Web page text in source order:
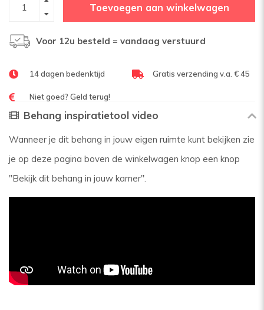
Toevoegen aan winkelwagen
Voor 12u besteld = vandaag verstuurd
14 dagen bedenktijd Gratis verzending v.a. € 45
Niet goed? Geld terug!
Behang inspiratietool video
Wanneer je dit behang in jouw eigen ruimte kunt bekijken zie
je op deze pagina boven de winkelwagen knop een knop
"Bekijk dit behang in jouw kamer".